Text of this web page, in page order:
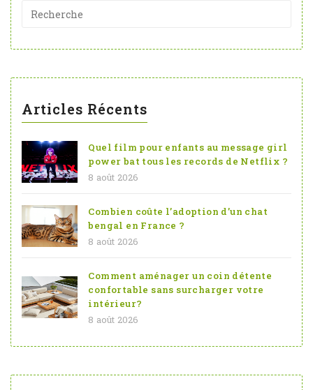
Articles Récents
Quel film pour enfants au message girl
power bat tous les records de Netflix ?
8 août 2026
Combien coûte l’adoption d’un chat
bengal en France ?
8 août 2026
Comment aménager un coin détente
confortable sans surcharger votre
intérieur?
8 août 2026